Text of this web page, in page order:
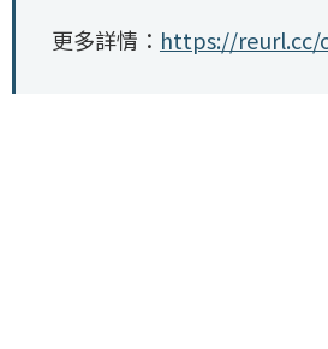
更多詳情： https://reurl.cc/